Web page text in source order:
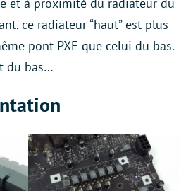
et à proximité du radiateur du
ce radiateur “haut” est plus
pont PXE que celui du bas.
du bas…